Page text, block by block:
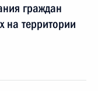
граждан
на территории